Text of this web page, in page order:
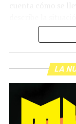
de cabecera
inolvidable sobre
siempre, Pablo
grito pelado.
Descargar los
LA